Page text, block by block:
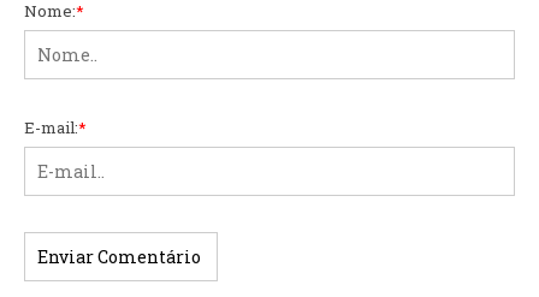
Nome:*
E-mail:*